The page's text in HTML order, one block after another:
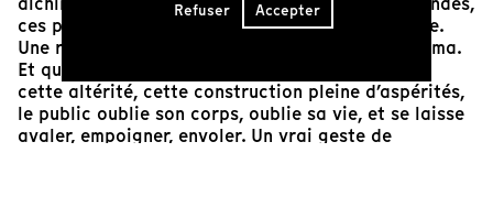
ces pixels - vivante, frémissante de sa vie propre.
Une respiration de cinéma, des poumons de cinéma.
Et quelques fois, le miracle. Quand assis devant
cette altérité, cette construction pleine d’aspérités,
le public oublie son corps, oublie sa vie, et se laisse
avaler, empoigner, envoler. Un vrai geste de
Refuser Accepter